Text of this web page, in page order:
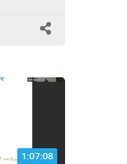
1:07:08